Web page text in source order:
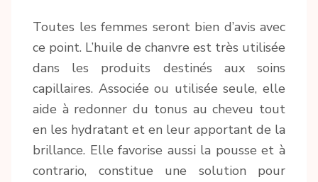
Toutes les femmes seront bien d’avis avec
ce point. L’huile de chanvre est très utilisée
dans les produits destinés aux soins
capillaires. Associée ou utilisée seule, elle
aide à redonner du tonus au cheveu tout
en les hydratant et en leur apportant de la
brillance. Elle favorise aussi la pousse et à
contrario, constitue une solution pour